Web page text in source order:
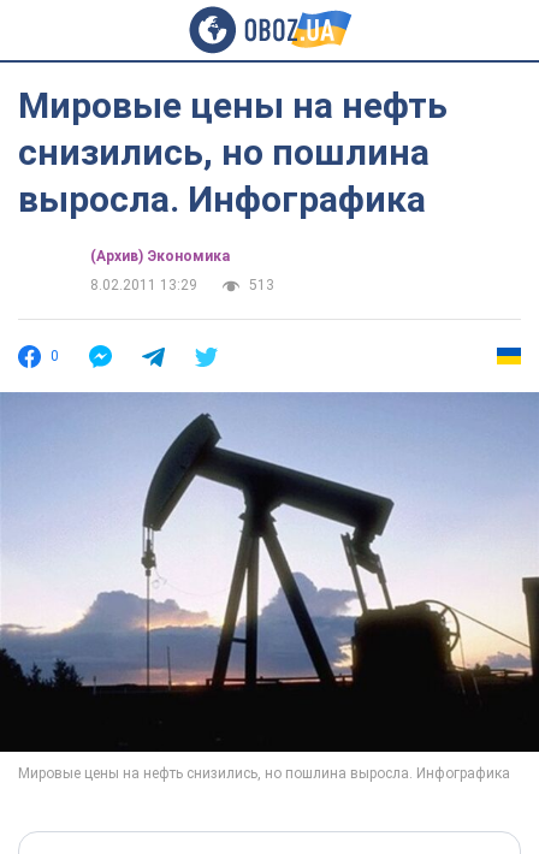
Мировые цены на нефть
снизились, но пошлина
выросла. Инфографика
(Архив) Экономика
8.02.2011 13:29
513
0